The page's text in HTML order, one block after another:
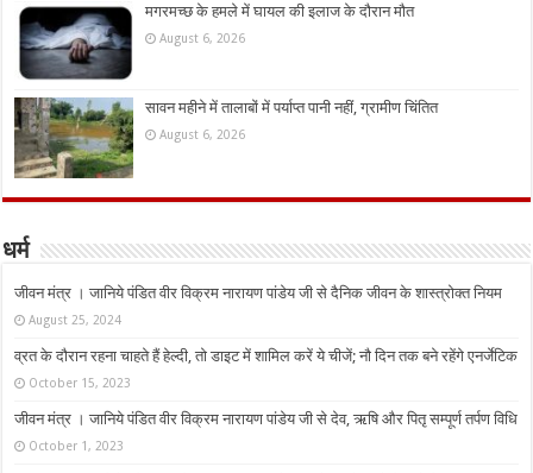
मगरमच्छ के हमले में घायल की इलाज के दौरान मौत
August 6, 2026
सावन महीने में तालाबों में पर्याप्त पानी नहीं, ग्रामीण चिंतित
August 6, 2026
धर्म
जीवन मंत्र । जानिये पंडित वीर विक्रम नारायण पांडेय जी से दैनिक जीवन के शास्त्रोक्त नियम
August 25, 2024
व्रत के दौरान रहना चाहते हैं हेल्दी, तो डाइट में शामिल करें ये चीजें; नौ दिन तक बने रहेंगे एनर्जेटिक
October 15, 2023
जीवन मंत्र । जानिये पंडित वीर विक्रम नारायण पांडेय जी से देव, ऋषि और पितृ सम्पूर्ण तर्पण विधि
October 1, 2023